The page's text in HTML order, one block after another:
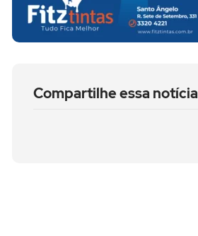
Compartilhe essa notícia